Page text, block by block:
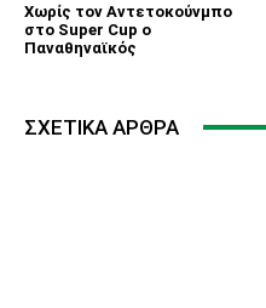
Χωρίς τον Αντετοκούνμπο
στο Super Cup ο
Παναθηναϊκός
ΣΧΕΤΙΚΆ ΆΡΘΡΑ